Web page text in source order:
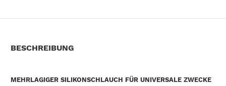
BESCHREIBUNG
MEHRLAGIGER SILIKONSCHLAUCH FÜR UNIVERSALE ZWECKE